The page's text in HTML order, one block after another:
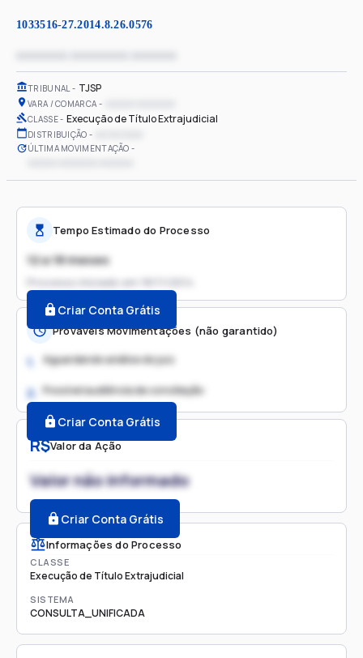
1033516-27.2014.8.26.0576
TRIBUNAL TJSP
VARA / COMARCA
CLASSE Execução de Título Extrajudicial
DISTRIBUIÇÃO
ÚLTIMA MOVIMENTAÇÃO
R$Valor da Ação
Valor não informado
Criar Conta Grátis
Informações do Processo
CLASSE
Execução de Título Extrajudicial
SISTEMA
CONSULTA_UNIFICADA
Tempo Estimado do Processo
12 a 18 meses
Processo iniciado em
Criar Conta Grátis
Prováveis Movimentações (não garantido)
1. Aguardando análise do juiz
2. Possível audiência de conciliação
Criar Conta Grátis